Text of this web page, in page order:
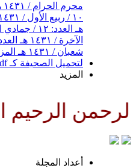
محرم الحرام / ١٤٣١ هـ
١٠ / ربيع الأول / ١٤٣١ هـ
هـ العدد: ١٢ / جمادي الأول / ١٤٣١ هـ
الآخرة / ١٤٣١ هـ
العدد: ١٤ / رجب /
شعبان / ١٤٣١ هـ
لتحميل الصحيفة كـ Pdf
المزيد
الرحيم
أعداد المجلة